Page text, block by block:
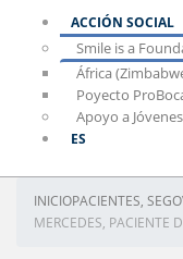
ACCIÓN SOCIAL
Smile is a
África
Poyecto
Apoyo a
ES
INICIOPACIENTES,
MERCEDES, PACIENTE